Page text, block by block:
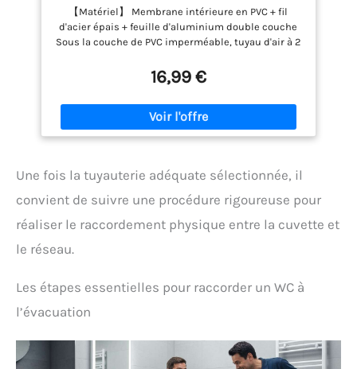
d'Evacuation pour Extracteur d'Air,
ventilateur tubulair(3 mètres de
longueur)
【Matériel】 Membrane intérieure en PVC + fil
d'acier épais + feuille d'aluminium double couche
Sous la couche de PVC imperméable, tuyau d'air à 2
a un pas court, une forte élasticité et ne se déforme
pas facilement, afin de ne pas déchirer ou percer le
système de ventilation. 【Taille】Diamètre : 102 mm
- Longueur : 3 m 【Température】 -30 °C / + 85 °C
【Nombreuses utilisations】cuisines, salles de
flexible en aluminium ignifuge de qualité
supérieure et fil métallique résistant à la corrosion
intégré pour un renforcement et une performance
durable
16,99 €
Une fois la tuyauterie adéquate sélectionnée, il
convient de suivre une procédure rigoureuse pour
réaliser le raccordement physique entre la cuvette et
le réseau.
Les étapes essentielles pour raccorder un WC à
l’évacuation